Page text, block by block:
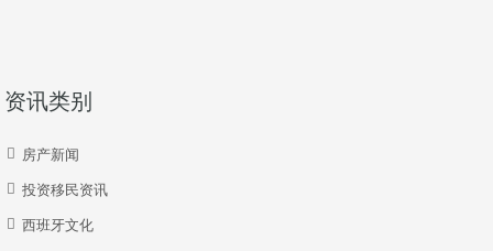
资讯类别
房产新闻
投资移民资讯
西班牙文化